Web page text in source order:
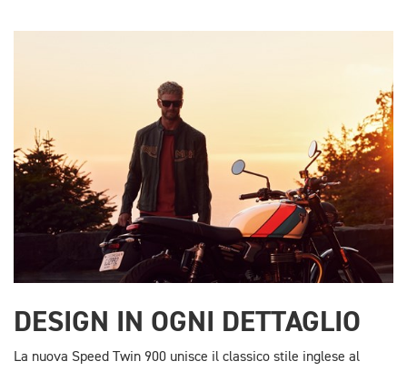
DESIGN IN OGNI DETTAGLIO
La nuova Speed Twin 900 unisce il classico stile inglese al